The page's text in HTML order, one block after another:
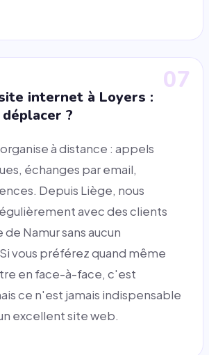
07
internet à Loyers :
?
à distance : appels
échanges par email,
Depuis Liège, nous
avec des clients
Namur sans aucun
vous préférez quand même
en face-à-face, c'est
ce n'est jamais indispensable
excellent site web.